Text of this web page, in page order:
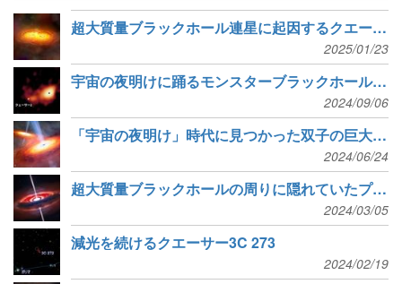
超大質量ブラックホール連星に起因するクエーサーの周期的光度変動
2025/01/23
宇宙の夜明けに踊るモンスターブラックホールの祖先
2024/09/06
「宇宙の夜明け」時代に見つかった双子の巨大ブラックホール
2024/06/24
超大質量ブラックホールの周りに隠れていたプラズマガスの2つのリング
2024/03/05
減光を続けるクエーサー3C 273
2024/02/19